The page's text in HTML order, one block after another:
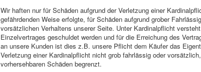
Wir haften nur für Schäden aufgrund der Verletzung einer
gefährdenden Weise erfolgte, für Schäden aufgrund grober
vorsätzlichen Verhaltens unserer Seite. Unter Kardinalpflicht
Einzelvertrages geschuldet werden und für die Erreichung des
an unsere Kunden ist dies z.B. unsere Pflicht dem Käufer das
Verletzung einer Kardinalpflicht nicht grob fahrlässig oder
vorhersehbaren Schäden begrenzt.